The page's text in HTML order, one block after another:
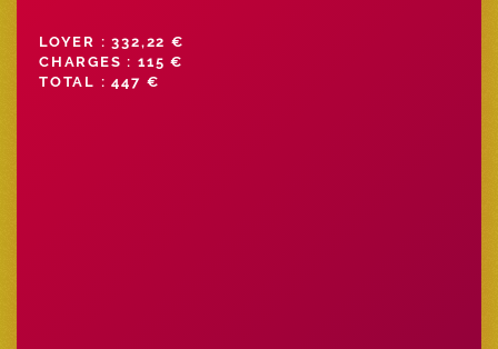
LOYER : 332,22 €
CHARGES : 115 €
TOTAL : 447 €